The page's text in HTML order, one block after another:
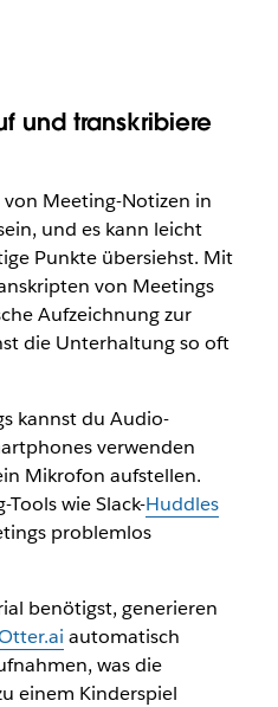
und transkribiere
von Meeting-Notizen in
und es kann leicht
Punkte übersiehst. Mit
von Meetings
Aufzeichnung zur
die Unterhaltung so oft
kannst du Audio-
verwenden
Mikrofon aufstellen.
wie Slack-Huddles
problemlos
benötigst, generieren
automatisch
was die
einem Kinderspiel